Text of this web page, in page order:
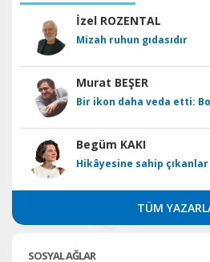
İzel ROZENTAL
Mizah ruhun gıdasıdır
Murat BEŞER
Bir ikon daha veda etti:
Begüm KAKI
Hikâyesine sahip çıkanlar
TÜM
SOSYAL AĞLAR